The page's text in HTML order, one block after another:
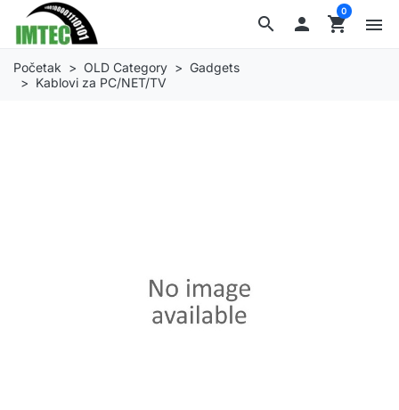
search  shopping_cart
0
menu
Početak OLD Category
Gadgets
Kablovi za PC/NET/TV